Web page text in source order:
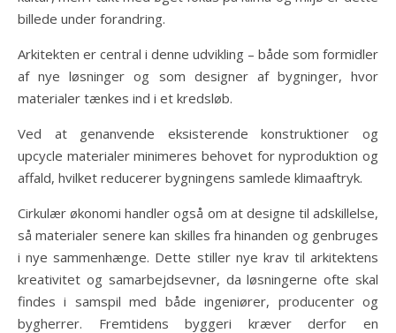
billede under forandring.
Arkitekten er central i denne udvikling – både som formidler
af nye løsninger og som designer af bygninger, hvor
materialer tænkes ind i et kredsløb.
Ved at genanvende eksisterende konstruktioner og
upcycle materialer minimeres behovet for nyproduktion og
affald, hvilket reducerer bygningens samlede klimaaftryk.
Cirkulær økonomi handler også om at designe til adskillelse,
så materialer senere kan skilles fra hinanden og genbruges
i nye sammenhænge. Dette stiller nye krav til arkitektens
kreativitet og samarbejdsevner, da løsningerne ofte skal
findes i samspil med både ingeniører, producenter og
bygherrer. Fremtidens byggeri kræver derfor en